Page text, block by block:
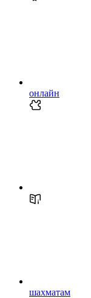
онлайн
шахматам